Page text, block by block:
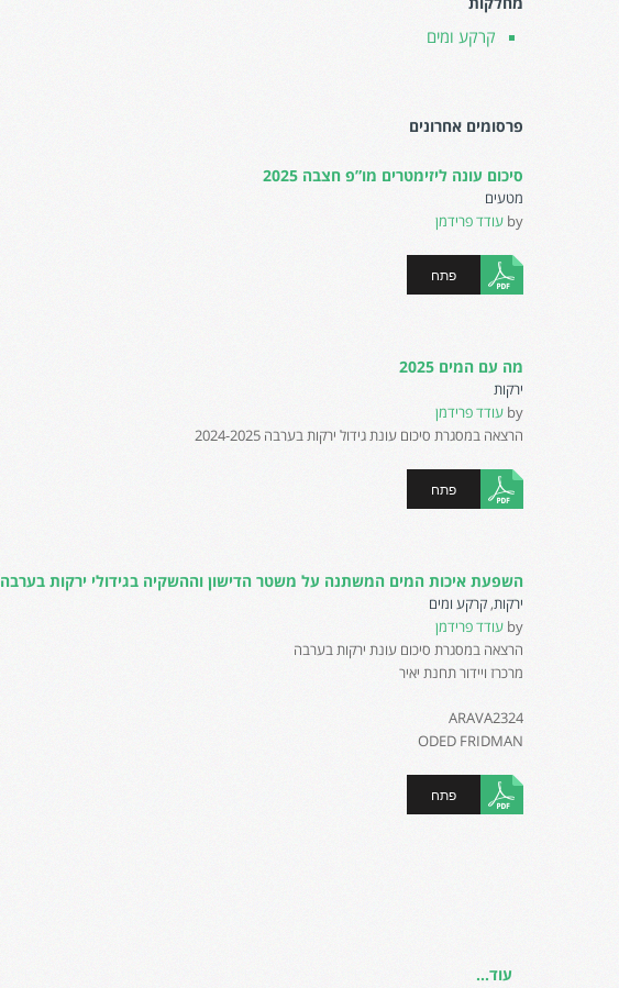
קרקע ומים
פרסומים אחרונים
סיכום עונה ליזימטרים מו”פ חצבה 2025
מטעים
by עודד פרידמן
פתח
מה עם המים 2025
ירקות
by עודד פרידמן
הרצאה במסגרת סיכום עונת גידול ירקות בערבה 2024-2025
פתח
השפעת איכות המים המשתנה על משטר הדישון וההשקיה בגידולי ירקות בערבה 2023/24
ירקות, קרקע ומים
by עודד פרידמן
הרצאה במסגרת סיכום עונת ירקות בערבה
מרכרז ויידור תחנת יאיר
ARAVA2324
ODED FRIDMAN
פתח
עוד...